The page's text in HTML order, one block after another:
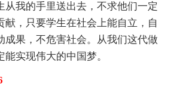
从我的手里送出去，不求他们一定
献，只要学生在社会上能自立，自
成果，不危害社会。从我们这代做
实现伟大的中国梦。